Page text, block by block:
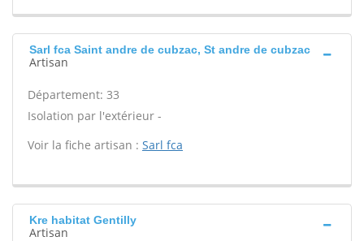
Sarl fca Saint andre de cubzac, St andre de cubzac
Artisan
Département: 33
Isolation par l'extérieur -
Voir la fiche artisan : Sarl fca
Kre habitat Gentilly
Artisan